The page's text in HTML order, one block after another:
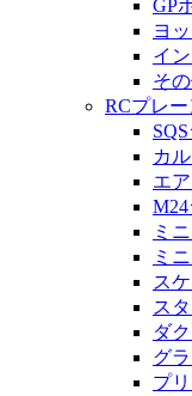
GP
ヨッ
イ
そ
RCプレ
カ
エ
ミ
ミ
ス
ス
ダ
グ
プ